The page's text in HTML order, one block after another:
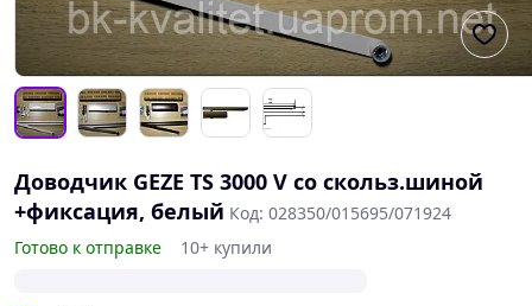
Доводчик GEZE TS 3000 V со скольз.шиной
+фиксация, белый Код: 028350/015695/071924
Готово к отправке
10+ купили